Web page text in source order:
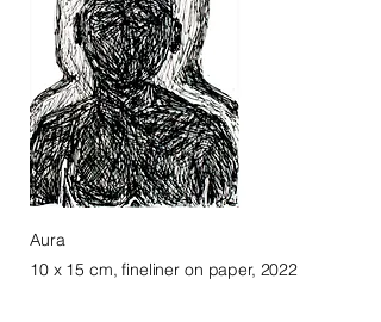
Aura
10 x 15 cm, fineliner on paper, 2022